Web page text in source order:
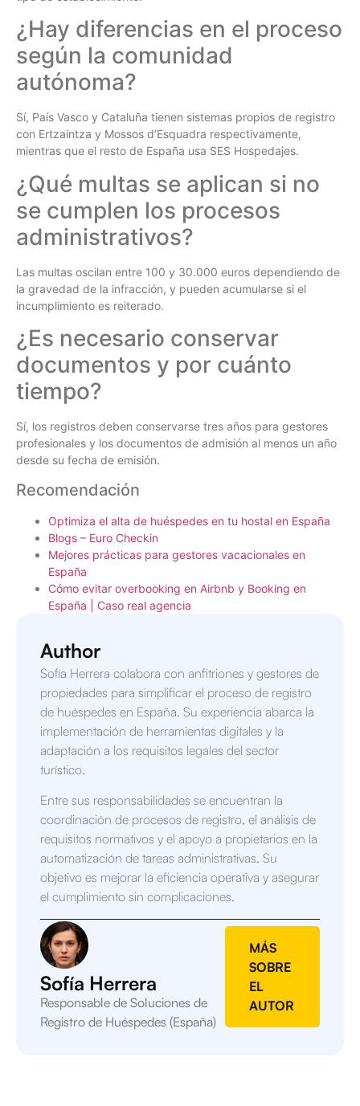
¿Hay diferencias en el proceso
según la comunidad
autónoma?
Sí, País Vasco y Cataluña tienen sistemas propios de registro
con Ertzaintza y Mossos d’Esquadra respectivamente,
mientras que el resto de España usa SES Hospedajes.
¿Qué multas se aplican si no
se cumplen los procesos
administrativos?
Las multas oscilan entre 100 y 30.000 euros dependiendo de
la gravedad de la infracción, y pueden acumularse si el
incumplimiento es reiterado.
¿Es necesario conservar
documentos y por cuánto
tiempo?
Sí, los registros deben conservarse tres años para gestores
profesionales y los documentos de admisión al menos un año
desde su fecha de emisión.
Recomendación
Optimiza el alta de huéspedes en tu hostal en España
Blogs – Euro Checkin
Mejores prácticas para gestores vacacionales en
España
Cómo evitar overbooking en Airbnb y Booking en
España | Caso real agencia
Author
Sofía Herrera colabora con anfitriones y gestores de
propiedades para simplificar el proceso de registro
de huéspedes en España. Su experiencia abarca la
implementación de herramientas digitales y la
adaptación a los requisitos legales del sector
turístico.
Entre sus responsabilidades se encuentran la
coordinación de procesos de registro, el análisis de
requisitos normativos y el apoyo a propietarios en la
automatización de tareas administrativas. Su
objetivo es mejorar la eficiencia operativa y asegurar
el cumplimiento sin complicaciones.
Sofía Herrera
Responsable de Soluciones de
Registro de Huéspedes (España)
MÁS
SOBRE
EL
AUTOR